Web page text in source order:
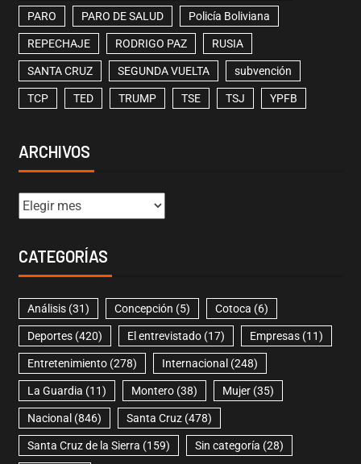
PARO PARO DE SALUD Policía Boliviana
REPECHAJE RODRIGO PAZ RUSIA
SANTA CRUZ SEGUNDA VUELTA subvención
TCP TED TRUMP TSE TSJ YPFB
ARCHIVOS
CATEGORÍAS
Análisis(31) Concepción (5) Cotoca (6)
Deportes(420) El entrevistado(17) Empresas(11)
Entretenimiento(278) Internacional (248)
La Guardia (11) Montero(38) Mujer(35)
Nacional (846) Santa Cruz(478)
Santa Cruz de la Sierra (159) Sin categoría (28)